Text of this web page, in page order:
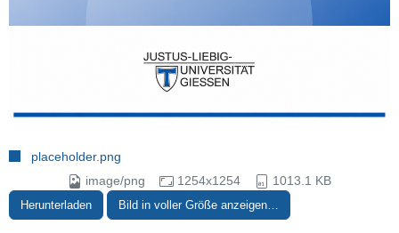
placeholder.png
image/png
1254x1254 1013.1 KB
Herunterladen Bild in voller Größe anzeigen…